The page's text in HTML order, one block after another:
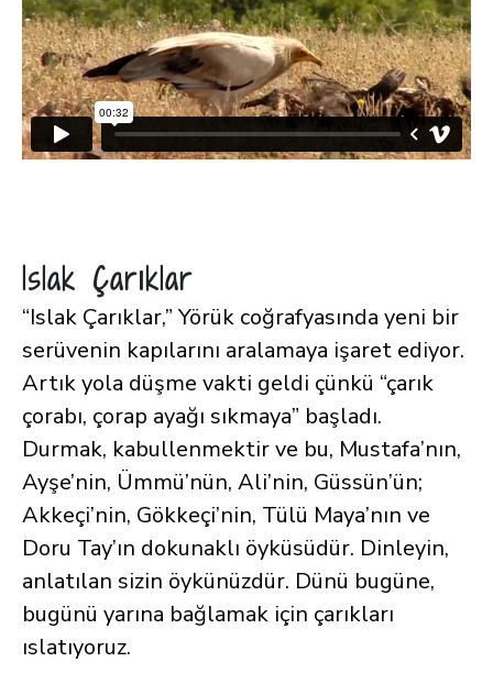
Islak Çarıklar
“Islak Çarıklar,” Yörük coğrafyasında yeni bir
serüvenin kapılarını aralamaya işaret ediyor.
Artık yola düşme vakti geldi çünkü “çarık
çorabı, çorap ayağı sıkmaya” başladı.
Durmak, kabullenmektir ve bu, Mustafa’nın,
Ayşe’nin, Ümmü’nün, Ali’nin, Güssün’ün;
Akkeçi’nin, Gökkeçi’nin, Tülü Maya’nın ve
Doru Tay’ın dokunaklı öyküsüdür. Dinleyin,
anlatılan sizin öykünüzdür. Dünü bugüne,
bugünü yarına bağlamak için çarıkları
ıslatıyoruz.